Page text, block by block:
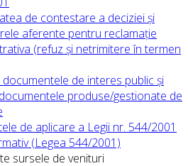
de contestare a deciziei și
aferente pentru reclamație
(refuz și netrimitere în termen
documentele de interes public și
produse/gestionate de
de aplicare a Legii nr. 544/2001
(Legea 544/2001)
sursele de venituri